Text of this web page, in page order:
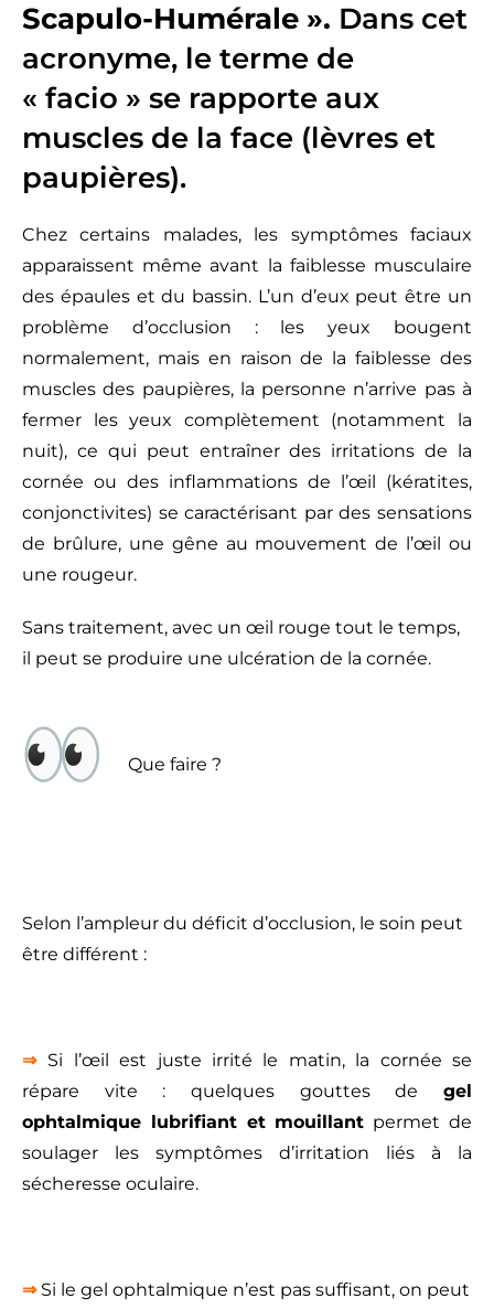
Scapulo-Humérale ». Dans cet
acronyme, le terme de
« facio » se rapporte aux
muscles de la face (lèvres et
paupières).
Chez certains malades, les symptômes faciaux
apparaissent même avant la faiblesse musculaire
des épaules et du bassin. L’un d’eux peut être un
problème d’occlusion : les yeux bougent
normalement, mais en raison de la faiblesse des
muscles des paupières, la personne n’arrive pas à
fermer les yeux complètement (notamment la
nuit), ce qui peut entraîner des irritations de la
cornée ou des inflammations de l’œil (kératites,
conjonctivites) se caractérisant par des sensations
de brûlure, une gêne au mouvement de l’œil ou
une rougeur.
Sans traitement, avec un œil rouge tout le temps,
il peut se produire une ulcération de la cornée.
Que faire ?
Selon l’ampleur du déficit d’occlusion, le soin peut
être différent :
⇒ Si l’œil est juste irrité le matin, la cornée se
répare vite : quelques gouttes de gel
ophtalmique lubrifiant et mouillant permet de
soulager les symptômes d’irritation liés à la
sécheresse oculaire.
⇒ Si le gel ophtalmique n’est pas suffisant, on peut